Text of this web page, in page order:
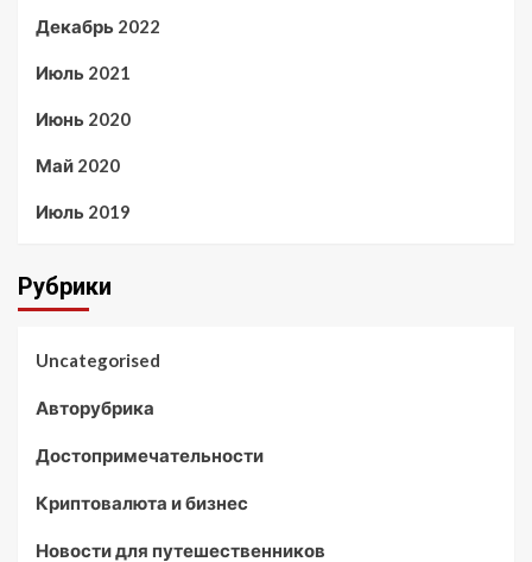
Декабрь 2022
Июль 2021
Июнь 2020
Май 2020
Июль 2019
Рубрики
Uncategorised
Авторубрика
Достопримечательности
Криптовалюта и бизнес
Новости для путешественников